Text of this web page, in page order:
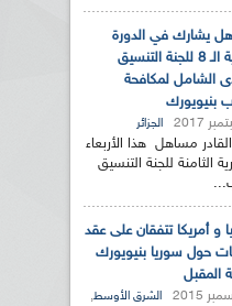
يشارك في الدورة
الوزارية الـ 8 للجنة التنسيق
الشامل لمكافحة
بنيويورك
الجزائر
مساهل هذا الأربعاء
الثامنة للجنة التنسيق
و أمريكا تتفقان على عقد
حول سوريا بنيويورك
المقبل
الشرق الأوسط,